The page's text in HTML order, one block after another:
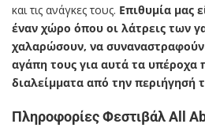
και τις ανάγκες τους. Επιθυμία μας
έναν χώρο όπου οι λάτρεις των
χαλαρώσουν, να συναναστραφούν
αγάπη τους για αυτά τα υπέροχα
διαλείμματα από την περιήγησή
Πληροφορίες Φεστιβάλ All